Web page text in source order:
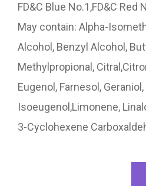
FD&C Blue No.1,FD&C Red
May contain: Alpha-
Alcohol, Benzyl Alcohol,
Methylpropional,
Eugenol, Farnesol,
Isoeugenol,Limonene,
3-Cyclohexene